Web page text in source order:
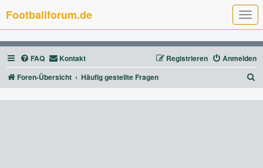
T
o
g
g
l
e
n
a
g
Footballforum.de
FAQ Kontakt Anmelden
Registrieren
Foren-Übersicht
Häufig gestellte Fragen
u